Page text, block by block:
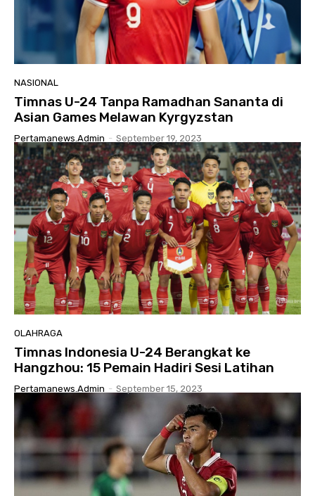
NASIONAL
Timnas U-24 Tanpa Ramadhan Sananta di
Asian Games Melawan Kyrgyzstan
Pertamanews.admin - September 19, 2023
OLAHRAGA
Timnas Indonesia U-24 Berangkat ke
Hangzhou: 15 Pemain Hadiri Sesi Latihan
Pertamanews.admin - September 15, 2023